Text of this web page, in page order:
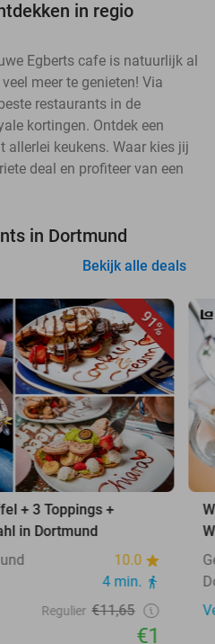
in regio
Egberts cafe is natuurlijk al
meer te genieten! Via
restaurants in de
kortingen. Ontdek een
allerlei keukens. Waar kies jij
deal en profiteer van een
in Dortmund
Bekijk alle deals
91%
+ 3 Toppings +
in Dortmund
10.0
4 min.
Regulier €11,65
€1